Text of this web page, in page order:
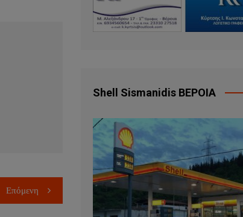
Επόμενη
Shell Sismanidis ΒΕΡΟΙΑ